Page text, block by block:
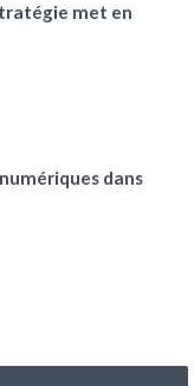
met en
dans